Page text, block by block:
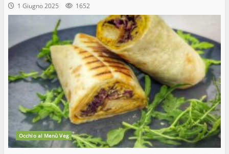
1 Giugno 2025 1652
Occhio al Menù Veg